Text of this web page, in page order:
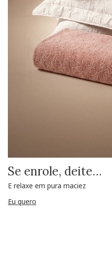
Se enrole, deite…
E relaxe em pura maciez
Eu quero